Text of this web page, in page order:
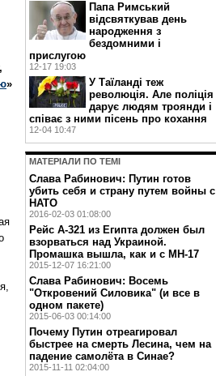
»
Папа Римський
відсвяткував день
народження з
бездомними і
прислугою
12-17 19:03
У Таїланді теж
революція. Але поліція
дарує людям троянди і
співає з ними пісень про кохання
12-04 10:47
МАТЕРIАЛИ ПО ТЕМI
Слава Рабинович: Путин готов
убить себя и страну путем войны с
НАТО
2016-02-03 01:08:00
Рейс А-321 из Египта должен был
взорваться над Украиной.
Промашка вышла, как и с MH-17
2015-12-07 16:21:00
‪Слава Рабинович: Восемь
"Откровений Силовика"‬ (и все в
одном пакете)
2015-06-03 00:14:00
Почему Путин отреагировал
быстрее на смерть Лесина, чем на
падение самолёта в Синае?
2015-11-11 02:04:00